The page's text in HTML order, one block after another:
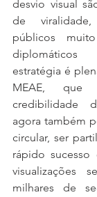
desvio visual
de
públicos
estratégia é
MEAE, que
credibilidade
agora também
circular, ser
rápido
visualizações
milhares de